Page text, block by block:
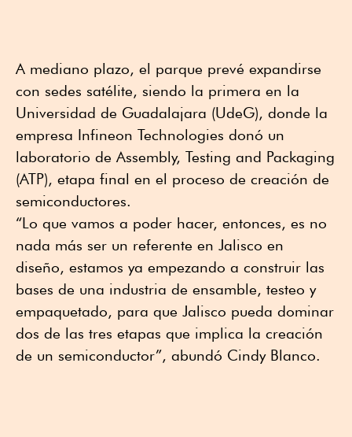
A mediano plazo, el parque prevé expandirse
con sedes satélite, siendo la primera en la
Universidad de Guadalajara (UdeG), donde la
empresa Infineon Technologies donó un
laboratorio de Assembly, Testing and Packaging
(ATP), etapa final en el proceso de creación de
semiconductores.
“Lo que vamos a poder hacer, entonces, es no
nada más ser un referente en Jalisco en
diseño, estamos ya empezando a construir las
bases de una industria de ensamble, testeo y
empaquetado, para que Jalisco pueda dominar
dos de las tres etapas que implica la creación
de un semiconductor”, abundó Cindy Blanco.